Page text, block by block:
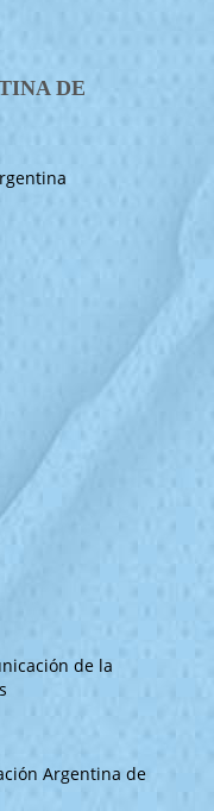
DE
de la
Argentina de